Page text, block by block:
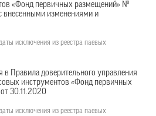
«Фонд первичных размещений» №
внесенными изменениями и
исключения из реестра паевых
в Правила доверительного управления
инструментов «Фонд первичных
30.11.2020
исключения из реестра паевых